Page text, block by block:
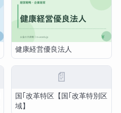
健康経営優良法人
📄
国｢改革特区【国｢改革特別区
域】